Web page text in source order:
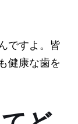
ですよ。皆
健康な歯を